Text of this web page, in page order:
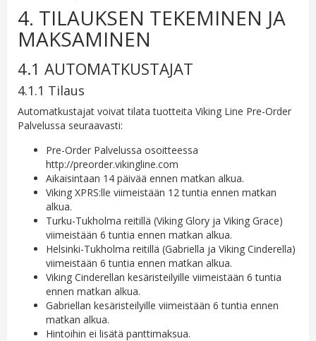
4. TILAUKSEN TEKEMINEN JA
MAKSAMINEN
4.1 AUTOMATKUSTAJAT
4.1.1 Tilaus
Automatkustajat voivat tilata tuotteita Viking Line Pre-Order
Palvelussa seuraavasti:
Pre-Order Palvelussa osoitteessa
http://preorder.vikingline.com
Aikaisintaan 14 päivää ennen matkan alkua.
Viking XPRS:lle viimeistään 12 tuntia ennen matkan
alkua.
Turku-Tukholma reitillä (Viking Glory ja Viking Grace)
viimeistään 6 tuntia ennen matkan alkua.
Helsinki-Tukholma reitillä (Gabriella ja Viking Cinderella)
viimeistään 6 tuntia ennen matkan alkua.
Viking Cinderellan kesäristeilyille viimeistään 6 tuntia
ennen matkan alkua.
Gabriellan kesäristeilyille viimeistään 6 tuntia ennen
matkan alkua.
Hintoihin ei lisätä panttimaksua.